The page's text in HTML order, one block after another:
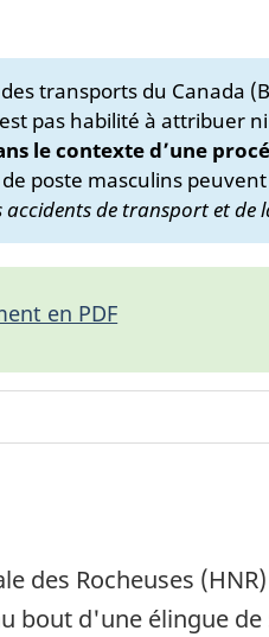
transports du Canada
pas habilité à attribuer
le contexte d’une
poste masculins
accidents de transport et de
en PDF
des Rocheuses (HNR)
bout d'une élingue